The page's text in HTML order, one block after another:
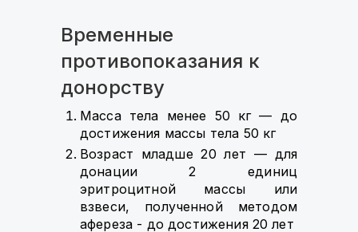
Временные
противопоказания к
донорству
Масса тела менее 50 кг — до
достижения массы тела 50 кг
Возраст младше 20 лет — для
донации 2 единиц
эритроцитной массы или
взвеси, полученной методом
афереза - до достижения 20 лет